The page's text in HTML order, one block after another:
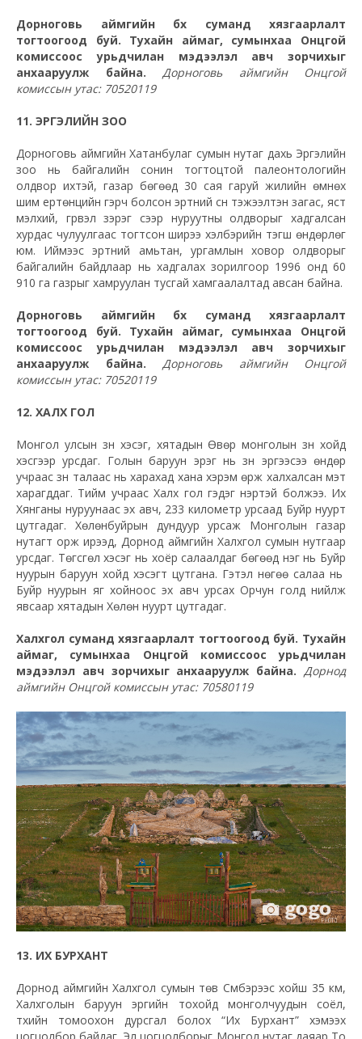
Дорноговь аймгийн бүх суманд хязгаарлалт
тогтоогоод буй. Тухайн аймаг, сумынхаа Онцгой
комиссоос урьдчилан мэдээлэл авч зорчихыг
анхааруулж байна. Дорноговь аймгийн Онцгой
комиссын утас: 70520119
11. ЭРГЭЛИЙН ЗОО
Дорноговь аймгийн Хатанбулаг сумын нутаг дахь Эргэлийн
зоо нь байгалийн сонин тогтоцтой палеонтологийн
олдвор ихтэй, газар бөгөөд 30 сая гаруй жилийн өмнөх
шим ертөнцийн гэрч болсон эртний сүүн тэжээлтэн загас, яст
мэлхий, гүрвэл зэрэг сээр нуруутны олдворыг хадгалсан
хурдас чулуулгаас тогтсон ширээ хэлбэрийн тэгш өндөрлөг
юм. Иймээс эртний амьтан, ургамлын ховор олдворыг
байгалийн байдлаар нь хадгалах зорилгоор 1996 онд 60
910 га газрыг хамруулан тусгай хамгаалалтад авсан байна.
Дорноговь аймгийн бүх суманд хязгаарлалт
тогтоогоод буй. Тухайн аймаг, сумынхаа Онцгой
комиссоос урьдчилан мэдээлэл авч зорчихыг
анхааруулж байна. Дорноговь аймгийн Онцгой
комиссын утас: 70520119
12. ХАЛХ ГОЛ
Монгол улсын зүүн хэсэг, хятадын Өвөр монголын зүүн хойд
хэсгээр урсдаг. Голын баруун эрэг нь зүүн эргээсээ өндөр
учраас зүүн талаас нь харахад хана хэрэм өрж халхалсан мэт
харагддаг. Тийм учраас Халх гол гэдэг нэртэй болжээ. Их
Хянганы нуруунаас эх авч, 233 километр урсаад Буйр нуурт
цутгадаг. Хөлөнбуйрын дундуур урсаж Монголын газар
нутагт орж ирээд, Дорнод аймгийн Халхгол сумын нутгаар
урсдаг. Төгсгөл хэсэг нь хоёр салаалдаг бөгөөд нэг нь Буйр
нуурын баруун хойд хэсэгт цутгана. Гэтэл нөгөө салаа нь
Буйр нуурын яг хойноос эх авч урсах Орчун голд нийлж
явсаар хятадын Хөлөн нуурт цутгадаг.
Халхгол суманд хязгаарлалт тогтоогоод буй. Тухайн
аймаг, сумынхаа Онцгой комиссоос урьдчилан
мэдээлэл авч зорчихыг анхааруулж байна. Дорнод
аймгийн Онцгой комиссын утас: 70580119
13. ИХ БУРХАНТ
Дорнод аймгийн Халхгол сумын төв Сүмбэрээс хойш 35 км,
Халхголын баруун эргийн тохойд монголчуудын соёл,
түүхийн томоохон дурсгал болох “Их Бурхант” хэмээх